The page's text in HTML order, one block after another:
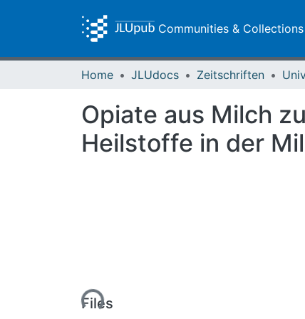
Communities & Collections
Home JLUdocs Zeitschriften
Opiate aus Milch
Heilstoffe in der
Loading...
Files